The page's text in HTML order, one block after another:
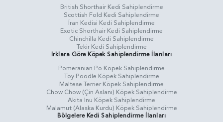
British Shorthair Kedi Sahiplendirme
Scottish Fold Kedi Sahiplendirme
İran Kedisi Kedi Sahiplendirme
Exotic Shorthair Kedi Sahiplendirme
Chinchilla Kedi Sahiplendirme
Tekir Kedi Sahiplendirme
Irklara Göre Köpek Sahiplendirme İlanları
Pomeranian Po Köpek Sahiplendirme
Toy Poodle Köpek Sahiplendirme
Maltese Terrier Köpek Sahiplendirme
Chow Chow (Çin Aslanı) Köpek Sahiplendirme
Akita Inu Köpek Sahiplendirme
Malamut (Alaska Kurdu) Köpek Sahiplendirme
Bölgelere Kedi Sahiplendirme İlanları